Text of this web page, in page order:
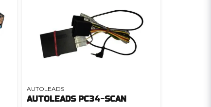
AUTOLEADS
AUTOLEADS PC34-SCAN